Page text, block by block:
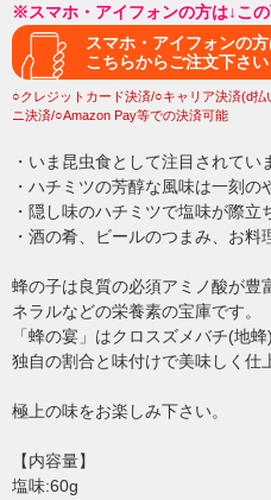
※スマホ・アイフォンの方は↓こ
スマホ・アイフォンの
こちらからご注文下さい
○クレジットカード決済/○キャリア決済(d
ニ決済/○Amazon Pay等での決済可能
・いま昆虫食として注目されてい
・ハチミツの芳醇な風味は一刻
・隠し味のハチミツで塩味が際立
・酒の肴、ビールのつまみ、お料
蜂の子は良質の必須アミノ酸が豊
ネラルなどの栄養素の宝庫です。
「蜂の宴」はクロスズメバチ(地
独自の割合と味付けで美味しく仕
極上の味をお楽しみ下さい。
【内容量】
塩味:60g